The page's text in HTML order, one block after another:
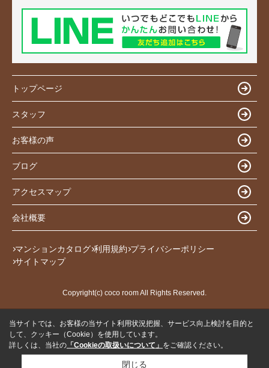
トップページ
スタッフ
お客様の声
ブログ
アクセスマップ
会社概要
マンションカタログ 利用規約 プライバシーポリシー
サイトマップ
Copyright(c) coco room All Rights Reserved.
当サイトでは、お客様の当サイト利用状況把握、サービス向上検討を目的と
して、クッキー（Cookie）を使用しています。
詳しくは、当社の 「Cookieの取扱いについて」 をご確認ください。
閉じる